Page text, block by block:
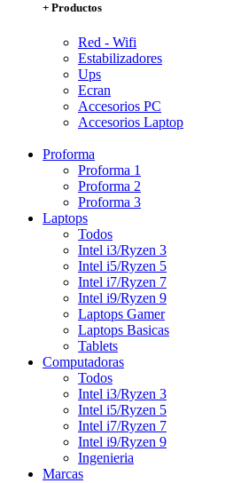
+ Productos
Red - Wifi
Estabilizadores
Ups
Ecran
Accesorios PC
Accesorios Laptop
Proforma
Proforma 1
Proforma 2
Proforma 3
Laptops
Todos
Intel i3/Ryzen 3
Intel i5/Ryzen 5
Intel i7/Ryzen 7
Intel i9/Ryzen 9
Laptops Gamer
Laptops Basicas
Tablets
Computadoras
Todos
Intel i3/Ryzen 3
Intel i5/Ryzen 5
Intel i7/Ryzen 7
Intel i9/Ryzen 9
Ingenieria
Marcas